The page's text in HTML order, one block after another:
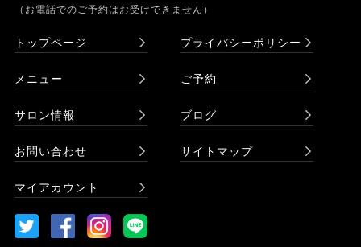
（お電話でのご予約はお受けできません）
トップページ プライバシーポリシー
メニュー ご予約
サロン情報 ブログ
お問い合わせ サイトマップ
マイアカウント